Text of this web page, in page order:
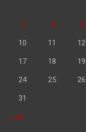
3 4 5
10 11 12
17 18 19
24 25 26
31
« Jul